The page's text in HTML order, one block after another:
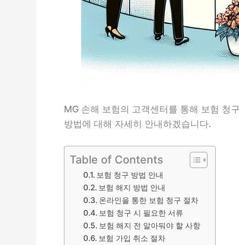
MG 손해 보험의 고객센터를 통해 보험 청
방법에 대해 자세히 안내하겠습니다.
Table of Contents
보험 청구 방법 안내
보험 해지 방법 안내
온라인을 통한 보험 청구 절차
보험 청구 시 필요한 서류
보험 해지 전 알아둬야 할 사항
보험 가입 취소 절차